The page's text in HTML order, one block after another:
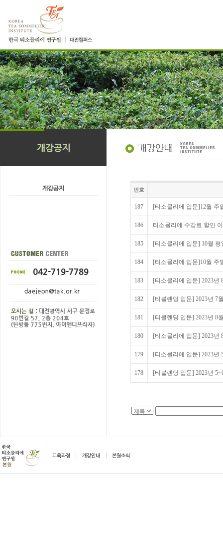
번호
187 [티소믈리에 입문]12월 주
186 티소믈리에 수강료 할인
185 [티소믈리에 입문] 10월
184 [티소믈리에 입문]10월 주
183 [티소믈리에 입문] 2023년
182 [티블렌딩 입문] 2023년 7
181 [티블렌딩 입문] 2023년 8
180 [티소믈리에 입문] 2023년
179 [티소믈리에 입문] 2023년
178 [티블렌딩 입문] 2023년